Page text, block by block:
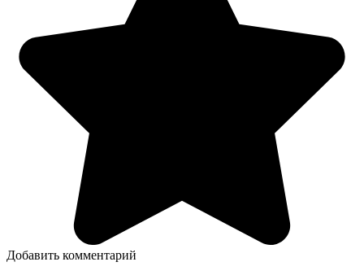
Добавить комментарий